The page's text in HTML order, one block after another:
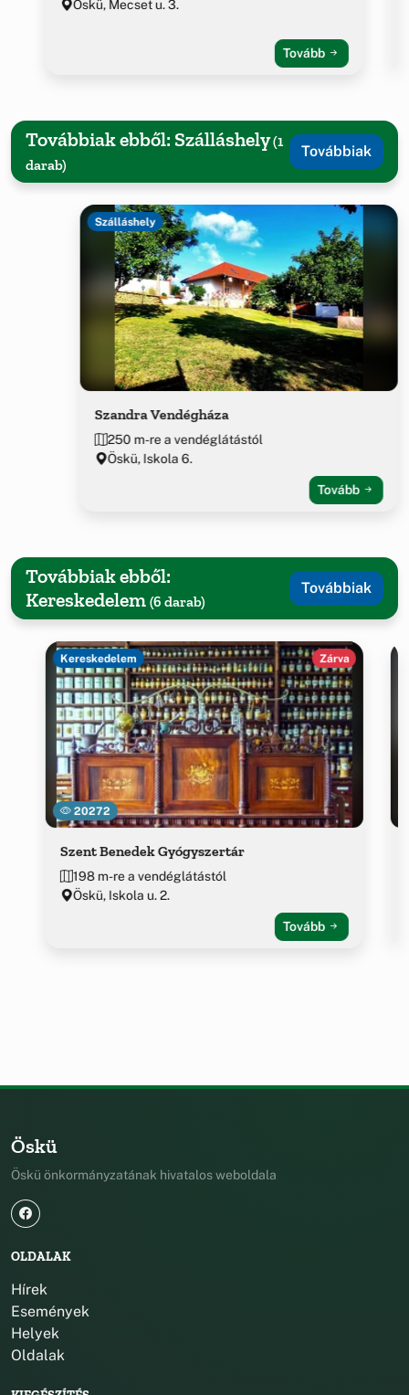
Öskü, Mecset u. 3.
Tovább
Továbbiak ebből: Szálláshely(1
darab)
Továbbiak
Szálláshely
Szandra Vendégháza
250 m-re a vendéglátástól
Öskü, Iskola 6.
Tovább
Továbbiak ebből:
Kereskedelem (6 darab)
Továbbiak
20272
Kereskedelem Zárva
Szent Benedek Gyógyszertár
198 m-re a vendéglátástól
Öskü, Iskola u. 2.
Tovább
Öskü
Öskü önkormányzatának hivatalos weboldala
OLDALAK
Hírek
Események
Helyek
Oldalak